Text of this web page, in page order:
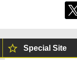
Special Site